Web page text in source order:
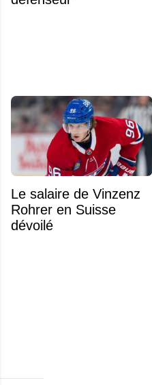
Le salaire de Vinzenz
Rohrer en Suisse
dévoilé